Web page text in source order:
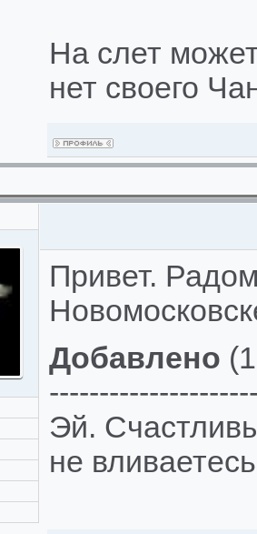
На слет
нет своего
Привет.
Добавлено
Эй.
не